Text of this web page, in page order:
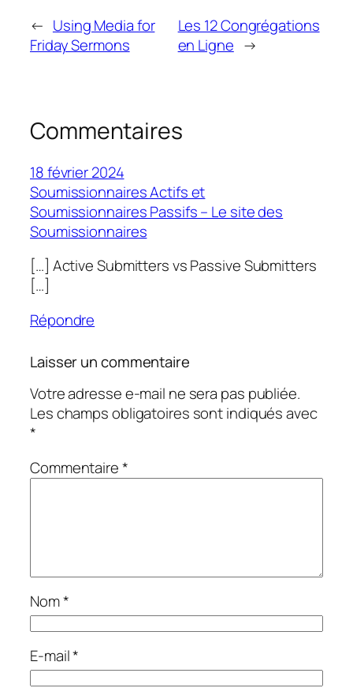
← Using Media for
Friday Sermons
Les 12 Congrégations
en Ligne →
Commentaires
18 février 2024
Soumissionnaires Actifs et
Soumissionnaires Passifs – Le site des
Soumissionnaires
[…] Active Submitters vs Passive Submitters
[…]
Répondre
Laisser un commentaire
Votre adresse e-mail ne sera pas publiée.
Les champs obligatoires sont indiqués avec
*
Commentaire*
Nom*
E-mail*